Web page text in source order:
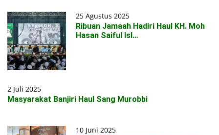
25 Agustus 2025
Ribuan Jamaah Hadiri Haul KH. Moh
Hasan Saiful Isl…
2 Juli 2025
Masyarakat Banjiri Haul Sang Murobbi
10 Juni 2025